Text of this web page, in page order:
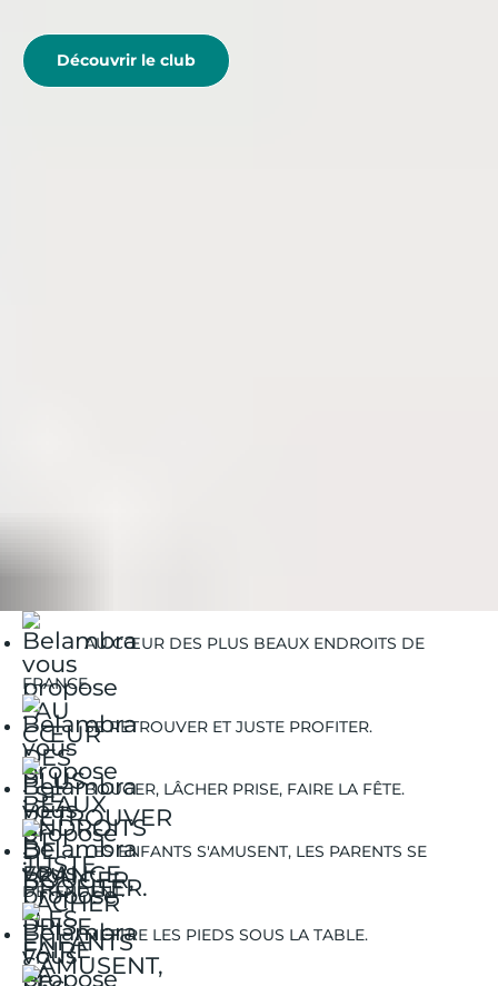
Découvrir le club
AU CŒUR DES PLUS BEAUX ENDROITS DE
FRANCE.
SE RETROUVER ET JUSTE PROFITER.
BOUGER, LÂCHER PRISE, FAIRE LA FÊTE.
LES ENFANTS S'AMUSENT, LES PARENTS SE
DÉTENDENT.
METTRE LES PIEDS SOUS LA TABLE.